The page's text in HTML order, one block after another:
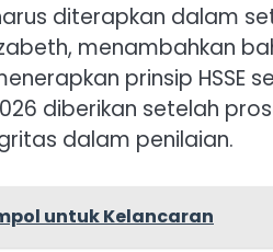
diterapkan dalam
menambahkan
prinsip HSSE
diberikan setelah
dalam penilaian.
untuk Kelancaran